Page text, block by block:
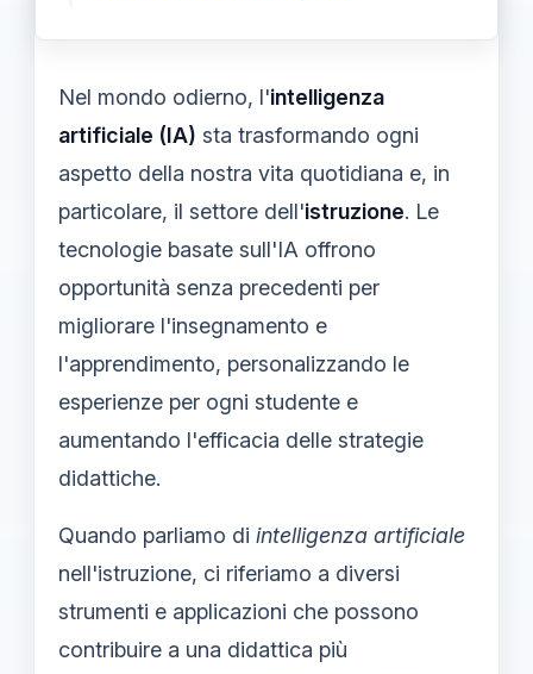
Nel mondo odierno, l'intelligenza
artificiale (IA) sta trasformando ogni
aspetto della nostra vita quotidiana e, in
particolare, il settore dell'istruzione. Le
tecnologie basate sull'IA offrono
opportunità senza precedenti per
migliorare l'insegnamento e
l'apprendimento, personalizzando le
esperienze per ogni studente e
aumentando l'efficacia delle strategie
didattiche.
Quando parliamo di intelligenza artificiale
nell'istruzione, ci riferiamo a diversi
strumenti e applicazioni che possono
contribuire a una didattica più